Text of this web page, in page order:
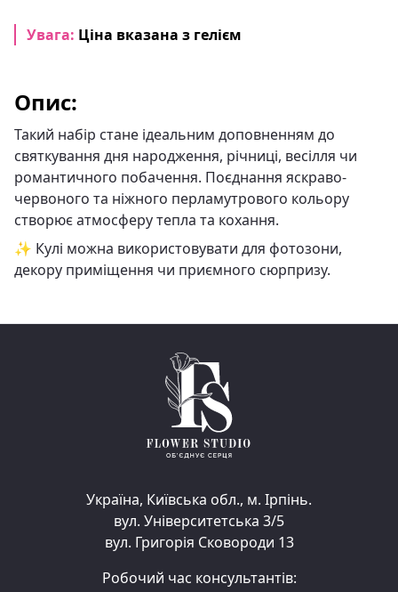
Увага: Ціна вказана з гелієм
Опис:
Такий набір стане ідеальним доповненням до
святкування дня народження, річниці, весілля чи
романтичного побачення. Поєднання яскраво-
червоного та ніжного перламутрового кольору
створює атмосферу тепла та кохання.
✨ Кулі можна використовувати для фотозони,
декору приміщення чи приємного сюрпризу.
Україна, Київська обл., м. Ірпінь.
вул. Університетська 3/5
вул. Григорія Сковороди 13
Робочий час консультантів: